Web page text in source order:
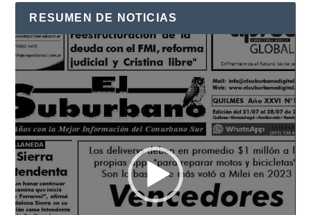
RESUMEN DE NOTICIAS
Reproductor
de
vídeo